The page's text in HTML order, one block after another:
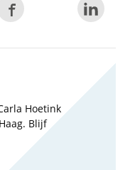
Hoetink
Blijf